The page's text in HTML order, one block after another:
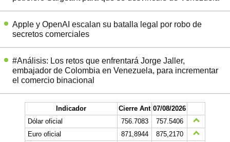
Apple y OpenAI escalan su batalla legal por robo de
secretos comerciales
#Análisis: Los retos que enfrentará Jorge Jaller,
embajador de Colombia en Venezuela, para incrementar
el comercio binacional
Indicador Cierre Ant 07/08/2026
Dólar oficial
756.7083
757.5406
Euro oficial
871,8944
875,2170